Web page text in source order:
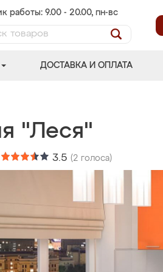
работы: 9.00 - 20.00, пн-вс
ДОСТАВКА И ОПЛАТА
"Леся"
3.5 (2 голоса)